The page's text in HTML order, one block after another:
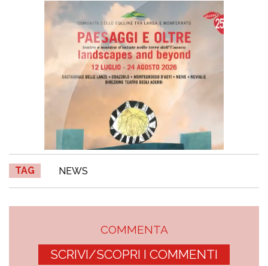
TAG NEWS
COMMENTA
SCRIVI/SCOPRI I COMMENTI